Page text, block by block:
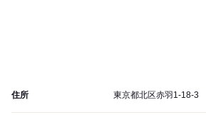
住所 東京都北区赤羽1-18-3